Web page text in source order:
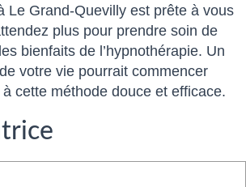
Le Grand-Quevilly est prête à vous
plus pour prendre soin de
bienfaits de l’hypnothérapie. Un
votre vie pourrait commencer
à cette méthode douce et efficace.